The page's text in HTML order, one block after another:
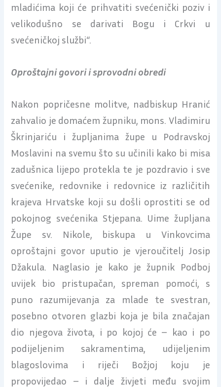
mladićima koji će prihvatiti svećenički poziv i
velikodušno se darivati Bogu i Crkvi u
svećeničkoj službi“.
Oproštajni govori i sprovodni obredi
Nakon popričesne molitve, nadbiskup Hranić
zahvalio je domaćem župniku, mons. Vladimiru
Škrinjariću i župljanima župe u Podravskoj
Moslavini na svemu što su učinili kako bi misa
zadušnica lijepo protekla te je pozdravio i sve
svećenike, redovnike i redovnice iz različitih
krajeva Hrvatske koji su došli oprostiti se od
pokojnog svećenika Stjepana. Uime župljana
Župe sv. Nikole, biskupa u Vinkovcima
oproštajni govor uputio je vjeroučitelj Josip
Džakula. Naglasio je kako je župnik Podboj
uvijek bio pristupačan, spreman pomoći, s
puno razumijevanja za mlade te svestran,
posebno otvoren glazbi koja je bila značajan
dio njegova života, i po kojoj će – kao i po
podijeljenim sakramentima, udijeljenim
blagoslovima i riječi Božjoj koju je
propovijedao – i dalje živjeti među svojim